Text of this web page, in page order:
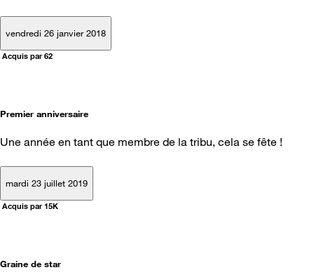
vendredi 26 janvier 2018
Acquis par 62
Premier anniversaire
Une année en tant que membre de la tribu, cela se fête !
mardi 23 juillet 2019
Acquis par 15K
Graine de star